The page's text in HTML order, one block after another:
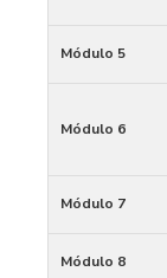
Módulo 5
Módulo 6
Módulo 7
Módulo 8